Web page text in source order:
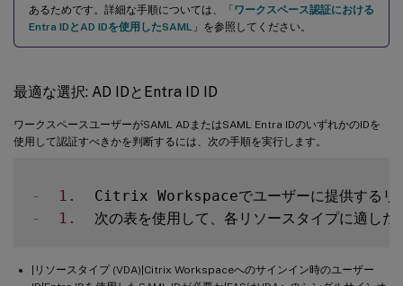
あるためです。詳細な手順については、「ワークスペース認証における
Entra IDとAD IDを使用したSAML 」を参照してください。
最適な選択: AD IDとEntra ID ID
ワークスペースユーザーがSAML ADまたはSAML Entra IDのいずれかのIDを
使用して認証すべきかを判断するには、次の手順を実行します。
-
1.
-
1.
次の表を使用して、各リソースタイプに適した
|リソースタイプ (VDA)|Citrix Workspaceへのサインイン時のユーザー